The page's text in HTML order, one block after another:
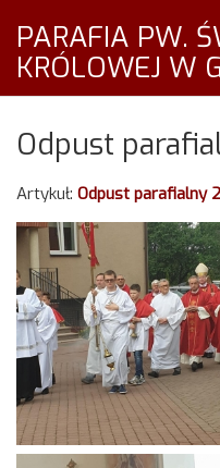
PARAFIA PW.
KRÓLOWEJ W
Odpust
Artykuł: Odpust parafialny